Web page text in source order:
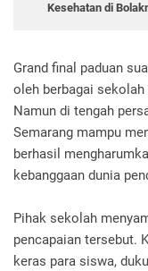
Kesehatan di
Grand final paduan
oleh berbagai
Namun di tengah
Semarang mampu
berhasil
kebanggaan dunia
Pihak sekolah
pencapaian tersebut.
keras para siswa,